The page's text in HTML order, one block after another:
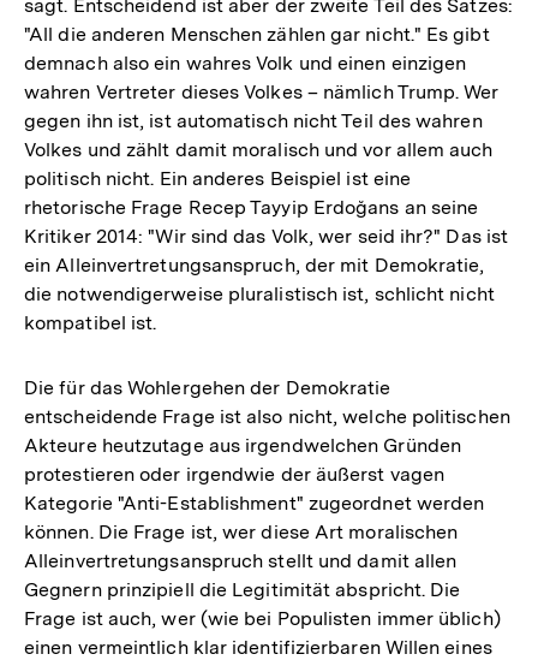
sagt. Entscheidend ist aber der zweite Teil des Satzes:
"All die anderen Menschen zählen gar nicht." Es gibt
demnach also ein wahres Volk und einen einzigen
wahren Vertreter dieses Volkes – nämlich Trump. Wer
gegen ihn ist, ist automatisch nicht Teil des wahren
Volkes und zählt damit moralisch und vor allem auch
politisch nicht. Ein anderes Beispiel ist eine
rhetorische Frage Recep Tayyip Erdoğans an seine
Kritiker 2014: "Wir sind das Volk, wer seid ihr?" Das ist
ein Alleinvertretungsanspruch, der mit Demokratie,
die notwendigerweise pluralistisch ist, schlicht nicht
kompatibel ist.
Die für das Wohlergehen der Demokratie
entscheidende Frage ist also nicht, welche politischen
Akteure heutzutage aus irgendwelchen Gründen
protestieren oder irgendwie der äußerst vagen
Kategorie "Anti-Establishment" zugeordnet werden
können. Die Frage ist, wer diese Art moralischen
Alleinvertretungsanspruch stellt und damit allen
Gegnern prinzipiell die Legitimität abspricht. Die
Frage ist auch, wer (wie bei Populisten immer üblich)
einen vermeintlich klar identifizierbaren Willen eines